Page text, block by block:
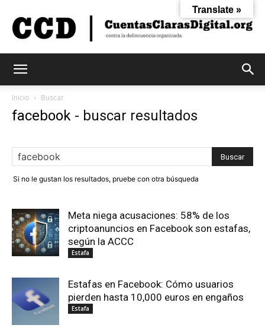
Inicio Buscar
facebook - buscar resultados
Si no le gustan los resultados, pruebe con otra búsqueda
Meta niega acusaciones: 58% de los
criptoanuncios en Facebook son estafas,
según la ACCC
Estafa
Estafas en Facebook: Cómo usuarios
pierden hasta 10,000 euros en engaños
Estafa
Translate »